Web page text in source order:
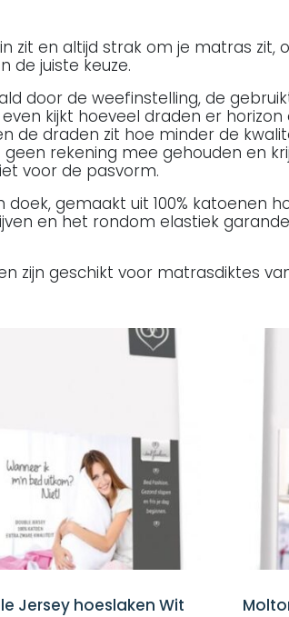
zit en altijd strak om je matras
de juiste keuze.
door de weefinstelling, de
kijkt hoeveel draden er
de draden zit hoe minder de
rekening mee gehouden en
voor de pasvorm.
gemaakt uit 100% katoenen
en het rondom elastiek
zijn geschikt voor matrasdiktes
Jersey hoeslaken Wit